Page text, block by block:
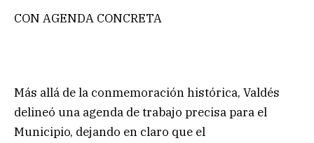
CON AGENDA CONCRETA
Más allá de la conmemoración histórica, Valdés
delineó una agenda de trabajo precisa para el
Municipio, dejando en claro que el